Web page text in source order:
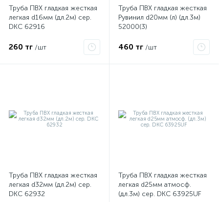
Труба ПВХ гладкая жесткая
легкая d16мм (дл.2м) сер.
DKC 62916
260 тг /шт
Труба ПВХ гладкая жесткая
Рувинил d20мм (л) (дл.3м)
52000(3)
460 тг /шт
Труба ПВХ гладкая жесткая
легкая d32мм (дл.2м) сер.
DKC 62932
Труба ПВХ гладкая жесткая
легкая d25мм атмосф.
(дл.3м) сер. DKC 63925UF